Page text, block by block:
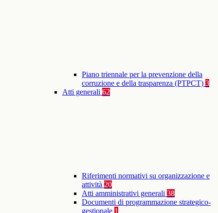
Piano triennale per la prevenzione della
corruzione e della trasparenza (PTPCT) 3
Atti generali 62
Riferimenti normativi su organizzazione e
attività 20
Atti amministrativi generali 38
Documenti di programmazione strategico-
gestionale 1